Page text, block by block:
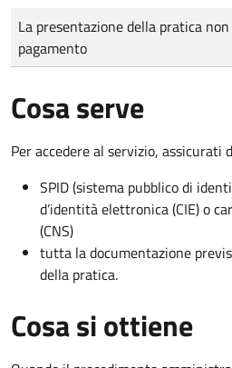
Tipo di pagamento
Importo
La presentazione della pratica
pagamento
Cosa serve
Per accedere al servizio, assicurati
SPID (sistema pubblico di
d’identità elettronica (CIE) o
(CNS)
tutta la documentazione
della pratica.
Cosa si ottiene